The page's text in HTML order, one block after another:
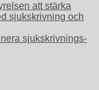
att stärka
sjukskrivning och
sjukskrivnings-